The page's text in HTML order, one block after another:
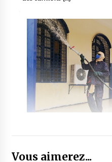
Vous aimerez...